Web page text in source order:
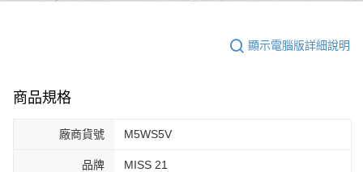
顯示電腦版詳細說明
商品規格
廠商貨號 M5WS5V
品牌 MISS 21